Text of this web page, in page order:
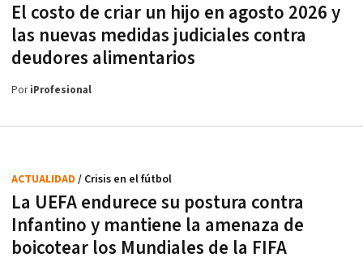
El costo de criar un hijo en agosto 2026 y
las nuevas medidas judiciales contra
deudores alimentarios
PoriProfesional
La UEFA endurece su postura contra
Infantino y mantiene la amenaza de
boicotear los Mundiales de la FIFA
ACTUALIDAD / Crisis en el fútbol